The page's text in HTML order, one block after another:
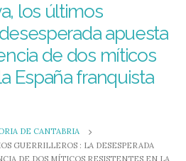
los últimos
apuesta
de dos míticos
España franquista
DE CANTABRIA
GUERRILLEROS : LA DESESPERADA
DE DOS MÍTICOS RESISTENTES EN LA